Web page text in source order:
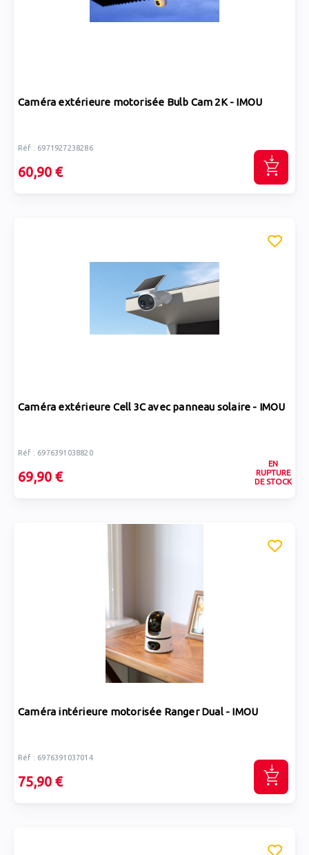
Caméra extérieure motorisée Bulb Cam 2K - IMOU
Réf : 6971927238286
60,90 €
Caméra extérieure Cell 3C avec panneau solaire - IMOU
Réf : 6976391038820
69,90 €
EN
RUPTURE
DE STOCK
Caméra intérieure motorisée Ranger Dual - IMOU
Réf : 6976391037014
75,90 €